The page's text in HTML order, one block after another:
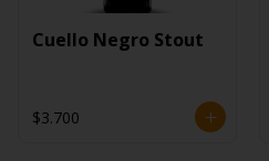
Cuello Negro Stout
$3.700